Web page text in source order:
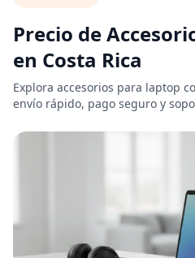
Precio de
en Costa Rica
Explora accesorios para laptop
envío rápido, pago seguro y